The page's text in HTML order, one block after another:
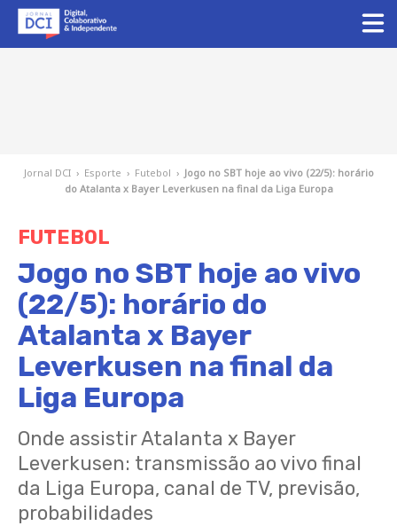
Jornal DCI › Esporte › Futebol › Jogo no SBT hoje ao vivo (22/5): horário
do Atalanta x Bayer Leverkusen na final da Liga Europa
FUTEBOL
Jogo no SBT hoje ao vivo
(22/5): horário do
Atalanta x Bayer
Leverkusen na final da
Liga Europa
Onde assistir Atalanta x Bayer
Leverkusen: transmissão ao vivo final
da Liga Europa, canal de TV, previsão,
probabilidades